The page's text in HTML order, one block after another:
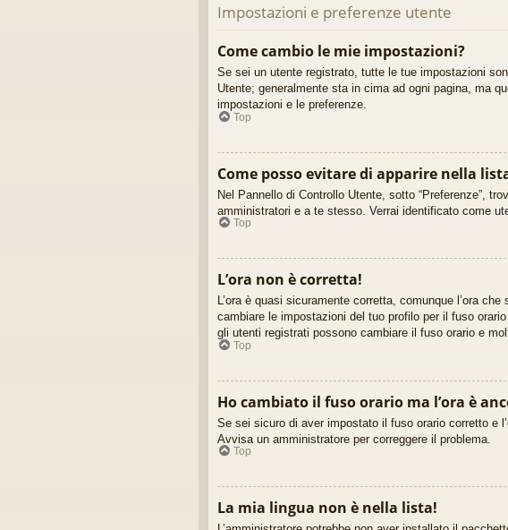
Impostazioni e preferenze utente
Come cambio le mie impostazioni?
Se sei un utente registrato, tutte le tue impostazioni
Utente; generalmente sta in cima ad ogni pagina, ma
impostazioni e le preferenze.
Top
Come posso evitare di apparire nella
Nel Pannello di Controllo Utente, sotto “Preferenze”,
amministratori e a te stesso. Verrai identificato come
Top
L’ora non è corretta!
L’ora è quasi sicuramente corretta, comunque l’ora
cambiare le impostazioni del tuo profilo per il fuso
gli utenti registrati possono cambiare il fuso orario e
Top
Ho cambiato il fuso orario ma l’ora è
Se sei sicuro di aver impostato il fuso orario corretto e
Avvisa un amministratore per correggere il problema.
Top
La mia lingua non è nella lista!